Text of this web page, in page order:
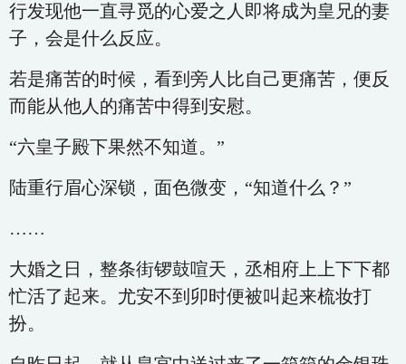
行发现他一直寻觅的心爱之人即将成为皇兄的妻
子，会是什么反应。
若是痛苦的时候，看到旁人比自己更痛苦，便反
而能从他人的痛苦中得到安慰。
“六皇子殿下果然不知道。”
陆重行眉心深锁，面色微变，“知道什么？”
……
大婚之日，整条街锣鼓喧天，丞相府上上下下都
忙活了起来。尤安不到卯时便被叫起来梳妆打
扮。